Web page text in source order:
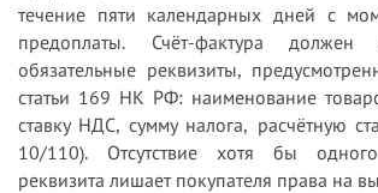
течение пяти календарных дней с
предоплаты. Счёт-фактура должен
обязательные реквизиты,
статьи 169 НК РФ: наименование
ставку НДС, сумму налога, расчётную
10/110). Отсутствие хотя бы одного
реквизита лишает покупателя права на